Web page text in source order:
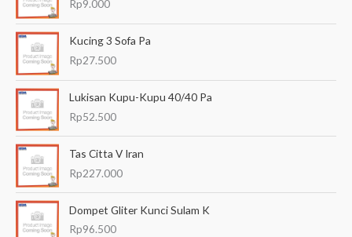
Rp9.000
Kucing 3 Sofa Pa
Rp27.500
Lukisan Kupu-Kupu 40/40 Pa
Rp52.500
Tas Citta V Iran
Rp227.000
Dompet Gliter Kunci Sulam K
Rp96.500